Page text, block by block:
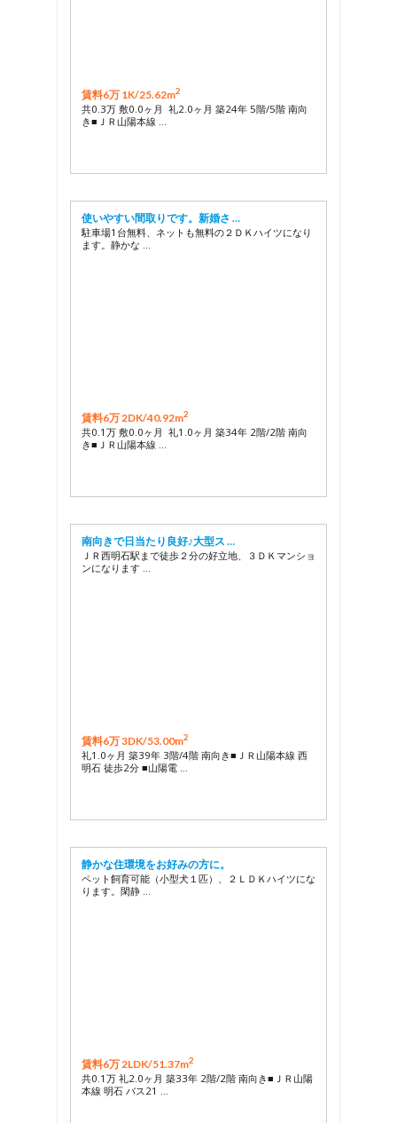
賃料6万 1K/25.62m2
共0.3万 敷0.0ヶ月 礼2.0ヶ月 築24年 5階/5階 南向
き■ＪＲ山陽本線 …
使いやすい間取りです。新婚さ …
駐車場1台無料、ネットも無料の２ＤＫハイツになり
ます。静かな …
賃料6万 2DK/40.92m2
共0.1万 敷0.0ヶ月 礼1.0ヶ月 築34年 2階/2階 南向
き■ＪＲ山陽本線 …
南向きで日当たり良好♪大型ス …
ＪＲ西明石駅まで徒歩２分の好立地、３ＤＫマンショ
ンになります …
賃料6万 3DK/53.00m2
礼1.0ヶ月 築39年 3階/4階 南向き■ＪＲ山陽本線 西
明石 徒歩2分 ■山陽電 …
静かな住環境をお好みの方に。
ペット飼育可能（小型犬１匹）、２ＬＤＫハイツにな
ります。閑静 …
賃料6万 2LDK/51.37m2
共0.1万 礼2.0ヶ月 築33年 2階/2階 南向き■ＪＲ山陽
本線 明石 バス21 …